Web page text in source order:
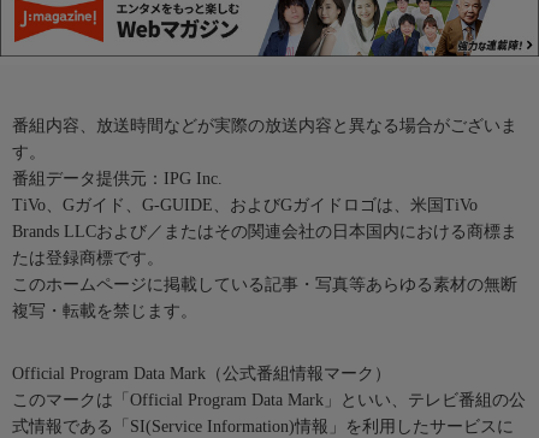
番組内容、放送時間などが実際の放送内容と異なる場合がございま
す。
番組データ提供元：IPG Inc.
TiVo、Gガイド、G-GUIDE、およびGガイドロゴは、米国TiVo
Brands LLCおよび／またはその関連会社の日本国内における商標ま
たは登録商標です。
このホームページに掲載している記事・写真等あらゆる素材の無断
複写・転載を禁じます。
Official Program Data Mark（公式番組情報マーク）
このマークは「Official Program Data Mark」といい、テレビ番組の公
式情報である「SI(Service Information)情報」を利用したサービスに